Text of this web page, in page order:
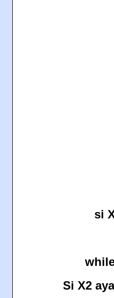
si
Si X2